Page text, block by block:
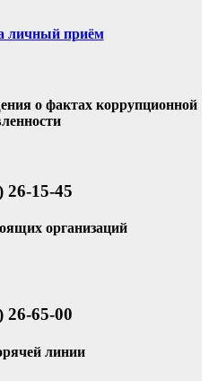
личный приём
о фактах коррупционной
26-15-45
организаций
26-65-00
линии